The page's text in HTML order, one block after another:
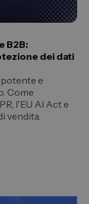
B2B:
dei dati
e
Come
l'EU AI Act e
vendita.